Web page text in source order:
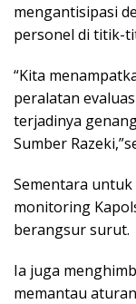
mengantisipasi
personel di titik-
“Kita
peralatan
terjadinya
Sumber
Sementara
monitoring
berangsur surut.
Ia juga
memantau